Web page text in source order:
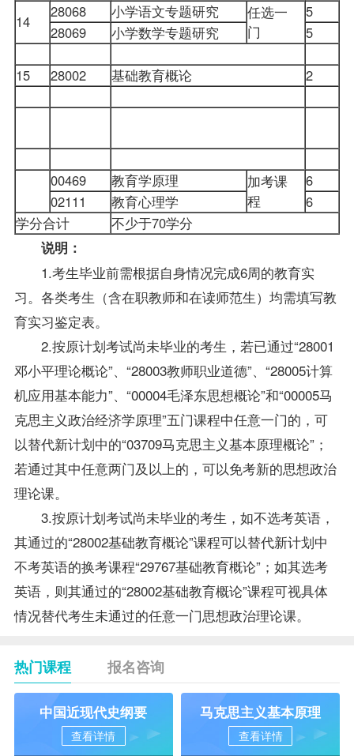
14
28068 小学语文专题研究
任选一
门
5
28069 小学数学专题研究 5
15 28002 基础教育概论 2
00469
教育学原理
加考课
程
6
02111
教育心理学
6
学分合计
不少于70学分
说明：
1.考生毕业前需根据自身情况完成6周的教育实
习。各类考生（含在职教师和在读师范生）均需填写教
育实习鉴定表。
2.按原计划考试尚未毕业的考生，若已通过“28001
邓小平理论概论”、“28003教师职业道德”、“28005计算
机应用基本能力”、“00004毛泽东思想概论”和“00005马
克思主义政治经济学原理”五门课程中任意一门的，可
以替代新计划中的“03709马克思主义基本原理概论”；
若通过其中任意两门及以上的，可以免考新的思想政治
理论课。
3.按原计划考试尚未毕业的考生，如不选考英语，
其通过的“28002基础教育概论”课程可以替代新计划中
不考英语的换考课程“29767基础教育概论”；如其选考
英语，则其通过的“28002基础教育概论”课程可视具体
情况替代考生未通过的任意一门思想政治理论课。
热门课程 报名咨询
中国近现代史纲要
查看详情
马克思主义基本原理
查看详情